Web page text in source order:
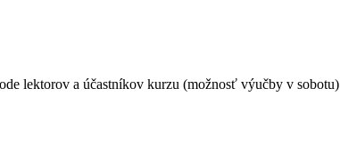
lektorov a účastníkov kurzu (možnosť výučby v sobotu)